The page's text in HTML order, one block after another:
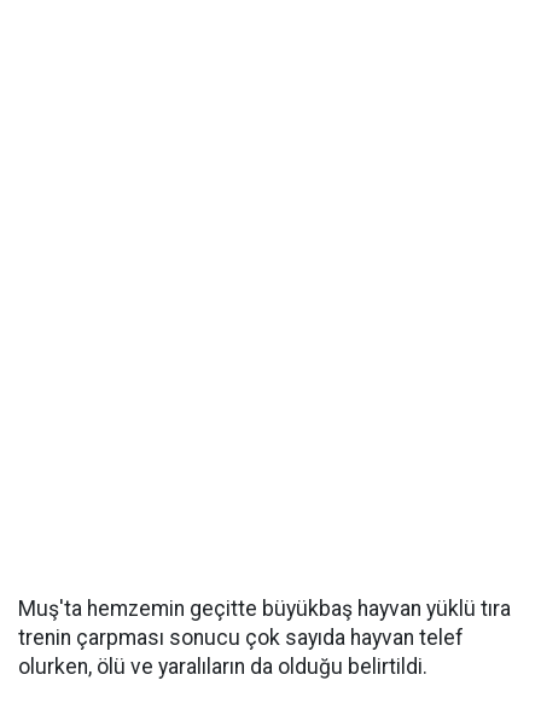
Muş'ta hemzemin geçitte büyükbaş hayvan yüklü tıra
trenin çarpması sonucu çok sayıda hayvan telef
olurken, ölü ve yaralıların da olduğu belirtildi.